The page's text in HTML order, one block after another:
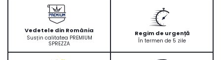
Vedetele din România
Susțin calitatea PREMIUM
SPREZZA
Regim de urgență
În termen de 5 zile